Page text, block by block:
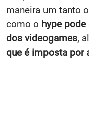
maneira um tanto
como o hype
dos videogames,
que é imposta por